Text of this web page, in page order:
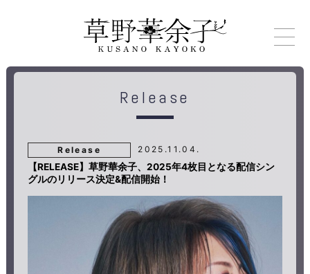
Release
Release 2025.11.04.
【RELEASE】草野華余子、2025年4枚目となる配信シン
グルのリリース決定&配信開始！